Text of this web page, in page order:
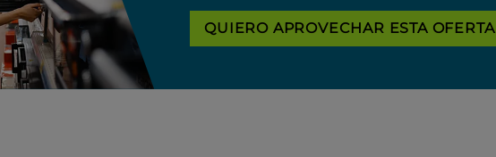
QUIERO APROVECHAR ESTA OFERTA